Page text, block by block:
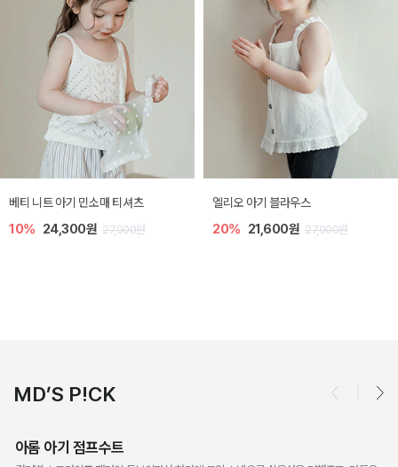
베티 니트 아기 민소매 티셔츠
10% 24,300원 27,000원
엘리오 아기 블라우스
20% 21,600원 27,000원
MD’S P!CK
아롬 아기 점프수트